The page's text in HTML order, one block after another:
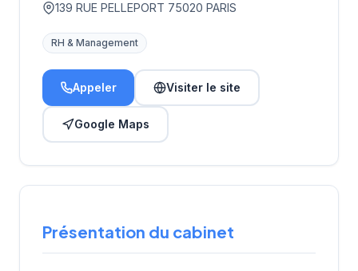
139 RUE PELLEPORT 75020 PARIS
RH & Management
Appeler Visiter le site
Google Maps
Présentation du cabinet